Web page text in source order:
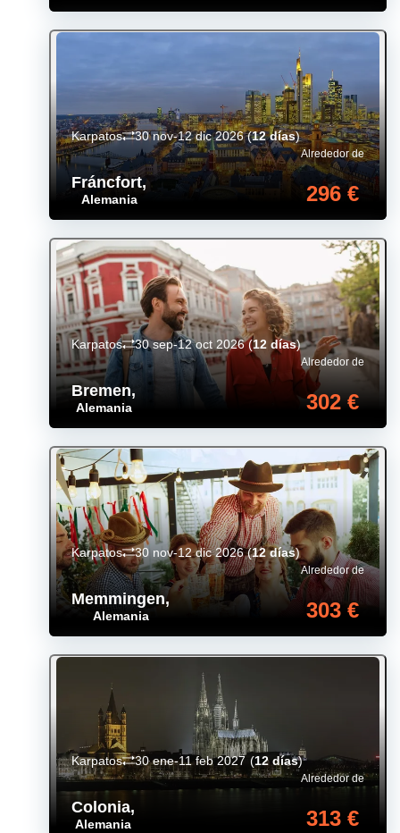
Fráncfort,
Alemania
Alrededor de
296 €
Karpatos 30 nov-12 dic 2026(12 días)
Bremen,
Alemania
Alrededor de
302 €
Karpatos 30 sep-12 oct 2026(12 días)
Memmingen,
Alemania
Alrededor de
303 €
Karpatos 30 nov-12 dic 2026(12 días)
Colonia,
Alemania
Alrededor de
313 €
Karpatos 30 ene-11 feb 2027 (12 días)